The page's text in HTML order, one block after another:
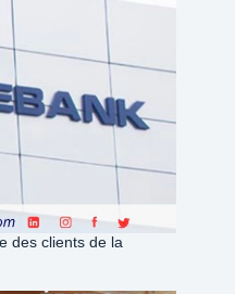
des clients de la